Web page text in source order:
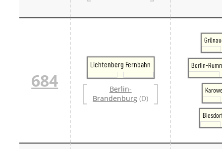
684
Lichtenberg Fernbahn
Berlin-
Brandenburg (D)
Berlin-